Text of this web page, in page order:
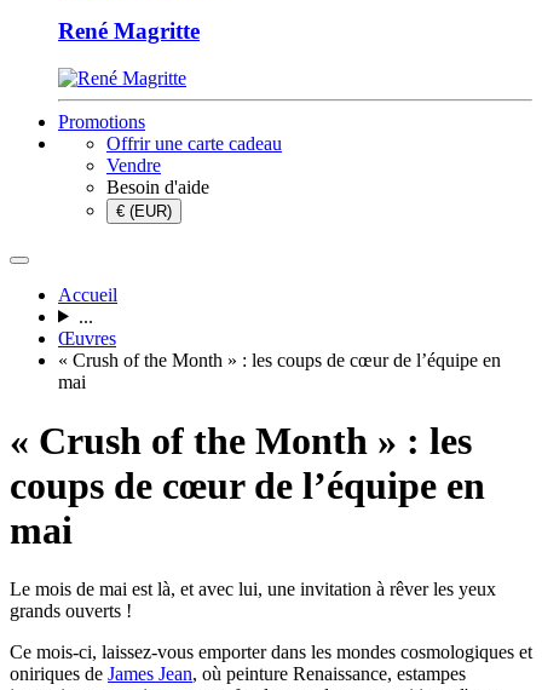
René Magritte
Promotions
Offrir une carte cadeau
Vendre
Besoin d'aide
€ (EUR)
Accueil
...
Œuvres
« Crush of the Month » : les coups de cœur de l’équipe en
mai
« Crush of the Month » : les
coups de cœur de l’équipe en
mai
Le mois de mai est là, et avec lui, une invitation à rêver les yeux
grands ouverts !
Ce mois-ci, laissez-vous emporter dans les mondes cosmologiques et
oniriques de James Jean, où peinture Renaissance, estampes